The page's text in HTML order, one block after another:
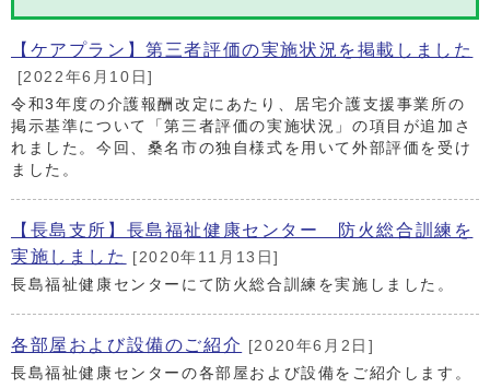
【ケアプラン】第三者評価の実施状況を掲載しました
[2022年6月10日]
令和3年度の介護報酬改定にあたり、居宅介護支援事業所の
掲示基準について「第三者評価の実施状況」の項目が追加さ
れました。今回、桑名市の独自様式を用いて外部評価を受け
ました。
【長島支所】長島福祉健康センター 防火総合訓練を
実施しました
[2020年11月13日]
長島福祉健康センターにて防火総合訓練を実施しました。
各部屋および設備のご紹介
[2020年6月2日]
長島福祉健康センターの各部屋および設備をご紹介します。